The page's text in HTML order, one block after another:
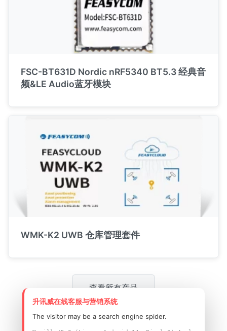
FSC-BT631D Nordic nRF5340 BT5.3 经典音
频&LE Audio蓝牙模块
WMK-K2 UWB 仓库管理套件
查看所有产品
升讯威在线客服与营销系统
The visitor may be a search engine spider.